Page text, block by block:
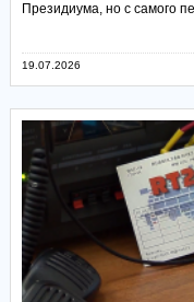
Президиума, но с самого
19.07.2026